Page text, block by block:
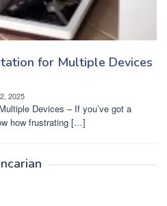
for Multiple Devices
2025
Devices – If you’ve got a
how frustrating […]